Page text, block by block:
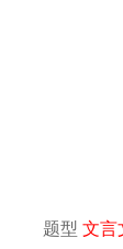
题型 文言